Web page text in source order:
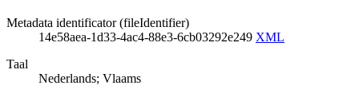
Metadata identificator (fileIdentifier)
14e58aea-1d33-4ac4-88e3-6cb03292e249 XML
Taal
Nederlands; Vlaams